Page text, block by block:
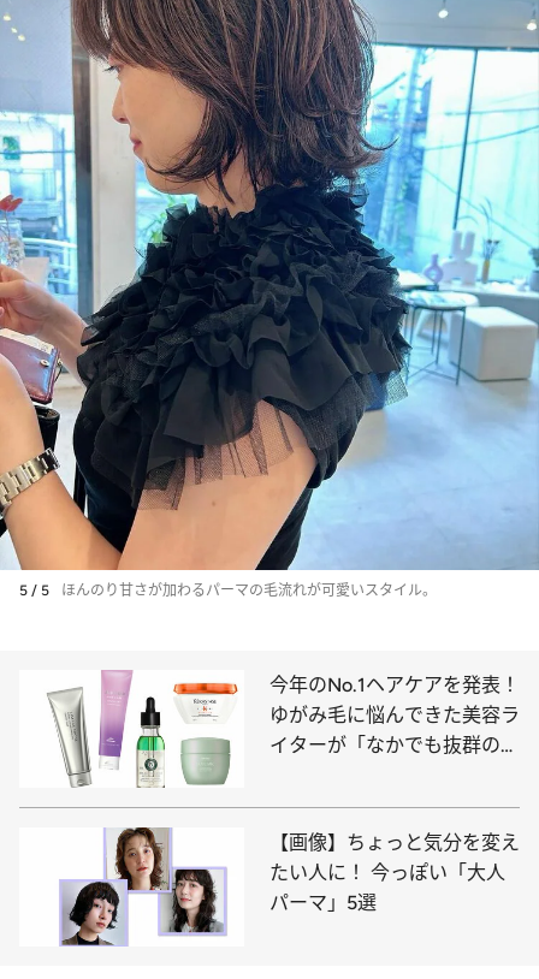
5 / 5 ほんのり甘さが加わるパーマの毛流れが可愛いスタイル。
今年のNo.1ヘアケアを発表！
ゆがみ毛に悩んできた美容ラ
イターが「なかでも抜群の効
【画像】ちょっと気分を変え
たい人に！ 今っぽい「大人
パーマ」5選